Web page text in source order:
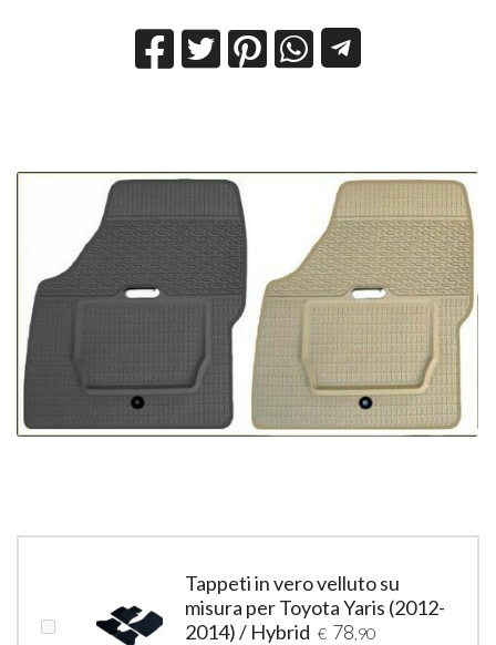
Tappeti in vero velluto su
misura per Toyota Yaris (2012-
2014) / Hybrid € 78 ,90